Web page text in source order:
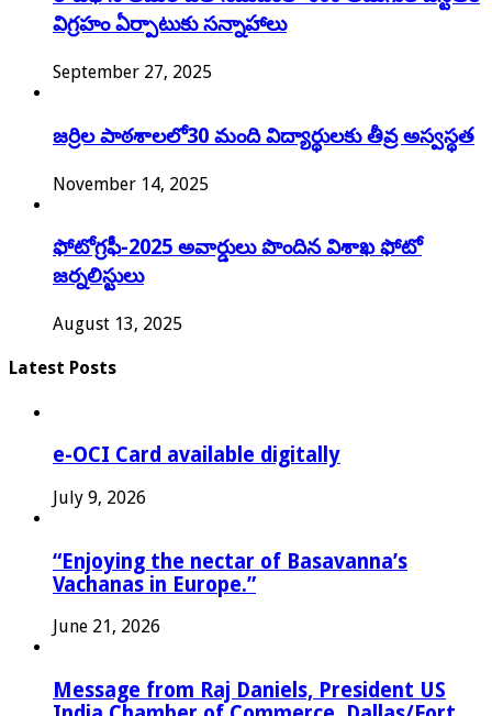
విగ్రహం ఏర్పాటుకు సన్నాహాలు
September 27, 2025
జర్రిల పాఠశాలలో30 మంది విద్యార్థులకు తీవ్ర అస్వస్థత
November 14, 2025
ఫోటోగ్రఫీ-2025 అవార్డులు పొందిన విశాఖ ఫోటో
జర్నలిస్టులు
August 13, 2025
Latest Posts
e-OCI Card available digitally
July 9, 2026
“Enjoying the nectar of Basavanna’s
Vachanas in Europe.”
June 21, 2026
Message from Raj Daniels, President US